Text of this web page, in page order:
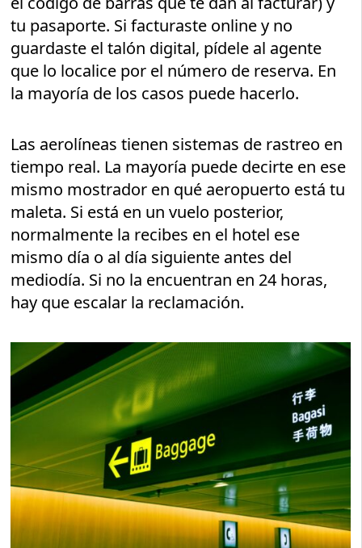
tu pasaporte. Si facturaste online y no
guardaste el talón digital, pídele al agente
que lo localice por el número de reserva. En
la mayoría de los casos puede hacerlo.
Las aerolíneas tienen sistemas de rastreo en
tiempo real. La mayoría puede decirte en ese
mismo mostrador en qué aeropuerto está tu
maleta. Si está en un vuelo posterior,
normalmente la recibes en el hotel ese
mismo día o al día siguiente antes del
mediodía. Si no la encuentran en 24 horas,
hay que escalar la reclamación.